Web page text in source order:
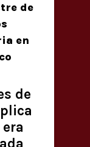
de
en
de